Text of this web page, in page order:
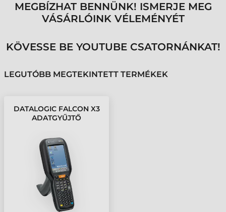
MEGBÍZHAT BENNÜNK! ISMERJE MEG
VÁSÁRLÓINK VÉLEMÉNYÉT
KÖVESSE BE YOUTUBE CSATORNÁNKAT!
LEGUTÓBB MEGTEKINTETT TERMÉKEK
DATALOGIC FALCON X3
ADATGYŰJTŐ